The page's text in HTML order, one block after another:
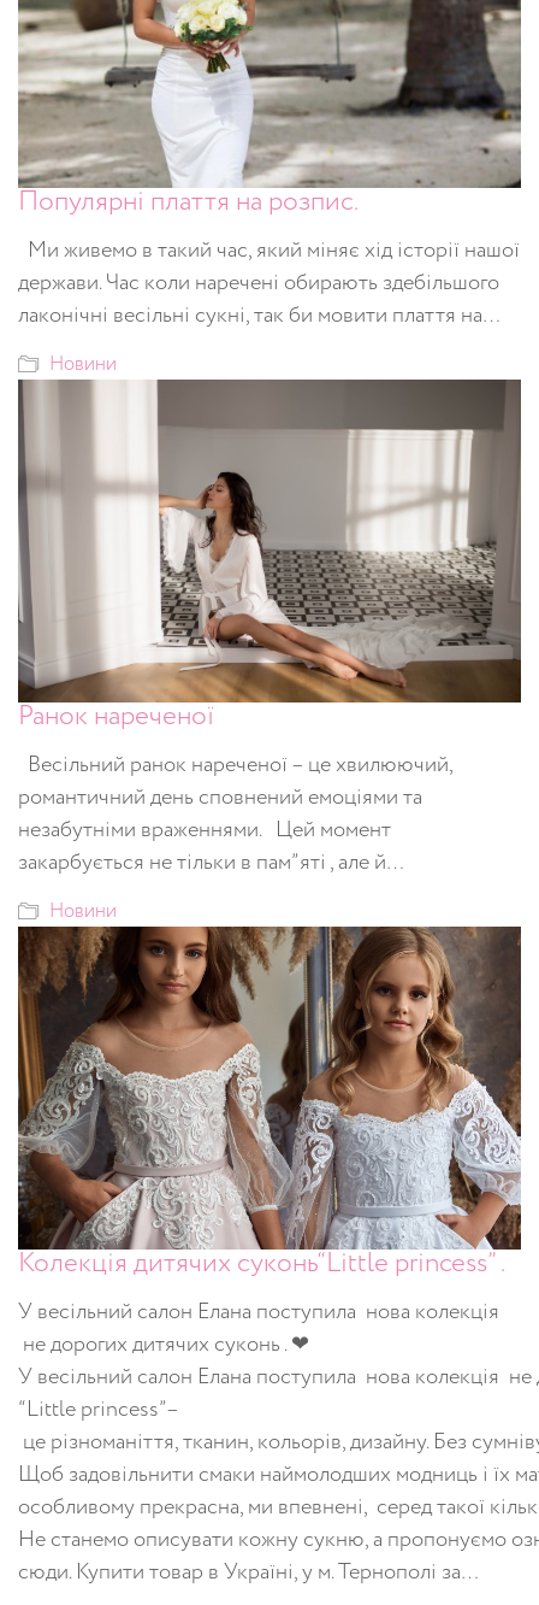
Популярні плаття на розпис.
Ми живемо в такий час, який міняє хід історії нашої
держави. Час коли наречені обирають здебільшого
лаконічні весільні сукні, так би мовити плаття на…
Новини
Ранок нареченої
Весільний ранок нареченої – це хвилюючий,
романтичний день сповнений емоціями та
незабутніми враженнями. Цей момент
закарбується не тільки в пам”яті , але й…
Новини
Колекція дитячих суконь“Little princess” .
У весільний салон Елана поступила нова колекція
не дорогих дитячих суконь . ❤
У весільний салон Елана поступила нова колекція не
“Little princess”–
це різноманіття, тканин, кольорів, дизайну. Без
Щоб задовільнити смаки наймолодших модниць і їх
особливому прекрасна, ми впевнені, серед такої
Не станемо описувати кожну сукню, а пропонуємо
сюди. Купити товар в Україні, у м. Тернополі за…